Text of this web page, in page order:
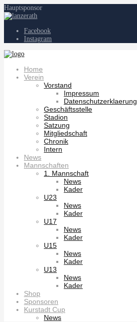
Hauptsponsor
Facebook
Instagram
Home
Verein
Vorstand
Impressum
Datenschutzerklaerung
Geschäftsstelle
Stadion
Satzung
Mitgliedschaft
Chronik
Intern
News
Mannschaften
1. Mannschaft
News
Kader
U23
News
Kader
U17
News
Kader
U15
News
Kader
U13
News
Kader
Shop
Sponsoren
Kurstadt Cup
News